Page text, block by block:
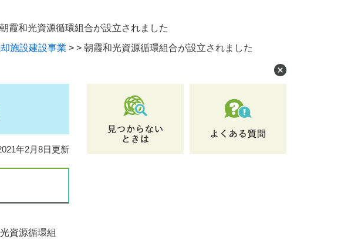
朝霞和光資源循環組合が設立されました
施設建設事業 > > 朝霞和光資源循環組合が設立されました
年2月8日更新
資源循環組